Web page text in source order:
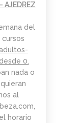
AJEDREZ
del
0.
nada o
al
horario